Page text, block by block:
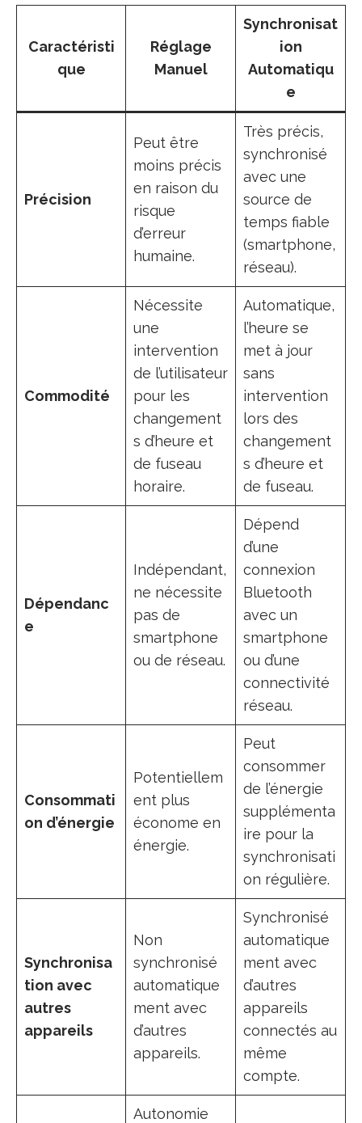
Caractéristi
que
Réglage
Manuel
Synchronisat
ion
Automatiqu
e
Précision
Peut être
moins précis
en raison du
risque
d’erreur
humaine.
Très précis,
synchronisé
avec une
source de
temps fiable
(smartphone,
réseau).
Commodité
Nécessite
une
intervention
de l’utilisateur
pour les
changement
s d’heure et
de fuseau
horaire.
Automatique,
l’heure se
met à jour
sans
intervention
lors des
changement
s d’heure et
de fuseau.
Dépendanc
e
Indépendant,
ne nécessite
pas de
smartphone
ou de réseau.
Dépend
d’une
connexion
Bluetooth
avec un
smartphone
ou d’une
connectivité
réseau.
Consommati
on d’énergie
Potentiellem
ent plus
économe en
énergie.
Peut
consommer
de l’énergie
supplémenta
ire pour la
synchronisati
on régulière.
Synchronisa
tion avec
autres
appareils
Non
synchronisé
automatique
ment avec
d’autres
appareils.
Synchronisé
automatique
ment avec
d’autres
appareils
connectés au
même
compte.
Autonomie